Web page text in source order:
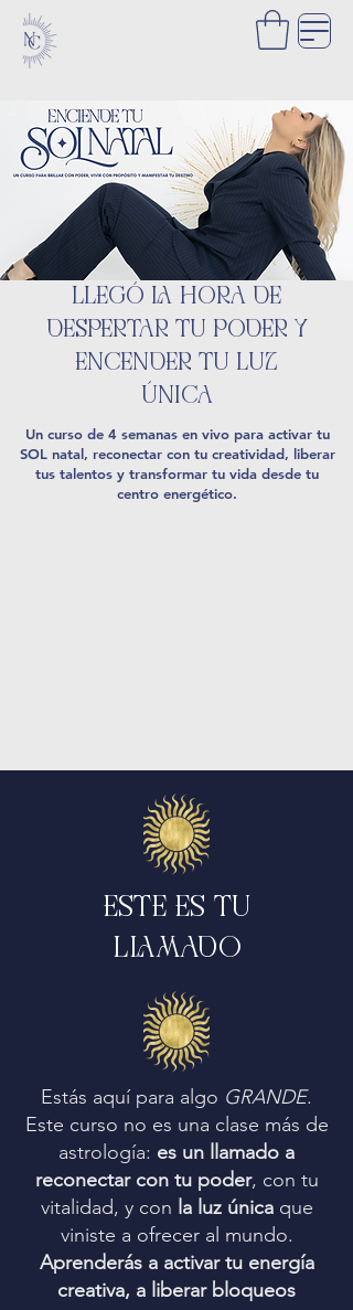
LLEGÓ LA HORA DE
DESPERTAR TU PODER Y
ENCENDER TU LUZ
ÚNICA
Un curso de 4 semanas en vivo para activar tu
SOL natal, reconectar con tu creatividad, liberar
tus talentos y transformar tu vida desde tu
centro energético.
ESTE ES TU
LLAMADO
Estás aquí para algo GRANDE.
Este curso no es una clase más de
astrología: es un llamado a
reconectar con tu poder, con tu
vitalidad, y con la luz únicaque
viniste a ofrecer al mundo.
Aprenderás a activar tu energía
creativa, a liberar bloqueos